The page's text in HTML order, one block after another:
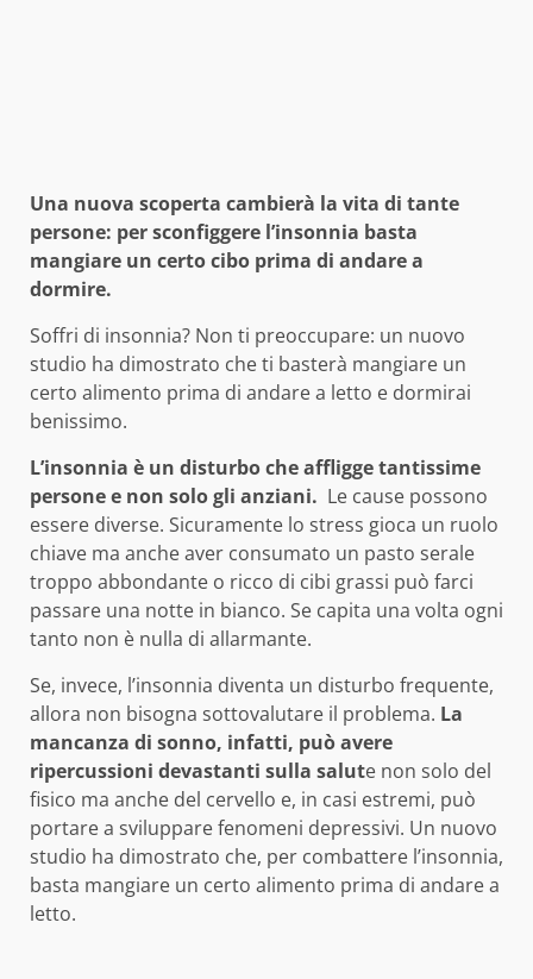
Una nuova scoperta cambierà la vita di tante
persone: per sconfiggere l’insonnia basta
mangiare un certo cibo prima di andare a
dormire.
Soffri di insonnia? Non ti preoccupare: un nuovo
studio ha dimostrato che ti basterà mangiare un
certo alimento prima di andare a letto e dormirai
benissimo.
L’insonnia è un disturbo che affligge tantissime
persone e non solo gli anziani. Le cause possono
essere diverse. Sicuramente lo stress gioca un ruolo
chiave ma anche aver consumato un pasto serale
troppo abbondante o ricco di cibi grassi può farci
passare una notte in bianco. Se capita una volta ogni
tanto non è nulla di allarmante.
Se, invece, l’insonnia diventa un disturbo frequente,
allora non bisogna sottovalutare il problema. La
mancanza di sonno, infatti, può avere
ripercussioni devastanti sulla salute non solo del
fisico ma anche del cervello e, in casi estremi, può
portare a sviluppare fenomeni depressivi. Un nuovo
studio ha dimostrato che, per combattere l’insonnia,
basta mangiare un certo alimento prima di andare a
letto.